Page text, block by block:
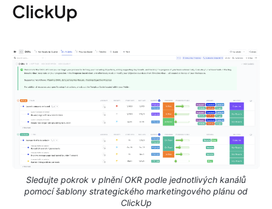
ClickUp
Sledujte pokrok v plnění OKR podle jednotlivých kanálů
pomocí šablony strategického marketingového plánu od
ClickUp